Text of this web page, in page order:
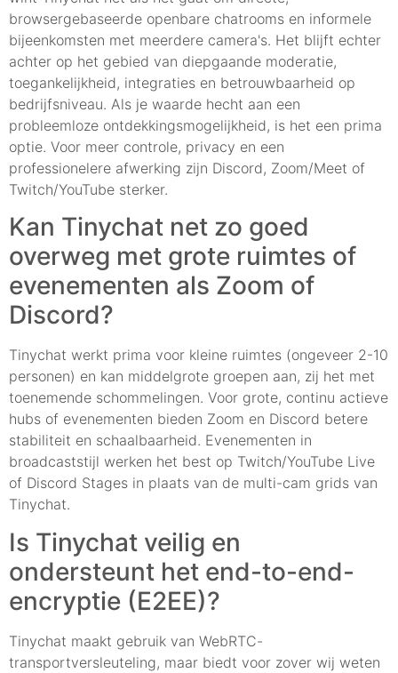
browsergebaseerde openbare chatrooms en informele
bijeenkomsten met meerdere camera's. Het blijft echter
achter op het gebied van diepgaande moderatie,
toegankelijkheid, integraties en betrouwbaarheid op
bedrijfsniveau. Als je waarde hecht aan een
probleemloze ontdekkingsmogelijkheid, is het een prima
optie. Voor meer controle, privacy en een
professionelere afwerking zijn Discord, Zoom/Meet of
Twitch/YouTube sterker.
Kan Tinychat net zo goed
overweg met grote ruimtes of
evenementen als Zoom of
Discord?
Tinychat werkt prima voor kleine ruimtes (ongeveer 2-10
personen) en kan middelgrote groepen aan, zij het met
toenemende schommelingen. Voor grote, continu actieve
hubs of evenementen bieden Zoom en Discord betere
stabiliteit en schaalbaarheid. Evenementen in
broadcaststijl werken het best op Twitch/YouTube Live
of Discord Stages in plaats van de multi-cam grids van
Tinychat.
Is Tinychat veilig en
ondersteunt het end-to-end-
encryptie (E2EE)?
Tinychat maakt gebruik van WebRTC-
transportversleuteling, maar biedt voor zover wij weten